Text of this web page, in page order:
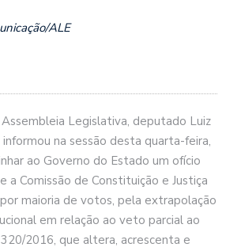
ALE
Legislativa, deputado Luiz
na sessão desta quarta-feira,
ao Governo do Estado um ofício
a Comissão de Constituição e Justiça
maioria de votos, pela extrapolação
em relação ao veto parcial ao
2016, que altera, acrescenta e